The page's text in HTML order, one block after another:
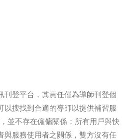
刊登平台，其責任僅為導師刊登個
以搜找到合適的導師以提供補習服
並不存在僱傭關係；所有用戶與快
與服務使用者之關係，雙方沒有任